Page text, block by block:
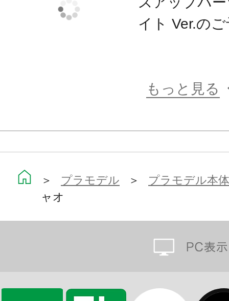
成型色は色分けがされ、顔はタンポ
ただけでイメージに近い仕上がりに
パーツの多くと組み合わせて遊ぶこ
※画像は試作品です。実際の商品と
ます。また撮影用に塗装されており
※本製品はお客様ご自身で組み立て
イト Ver.の
もっと見る
＞ プラモデル ＞ プラモデル本体
ャオ